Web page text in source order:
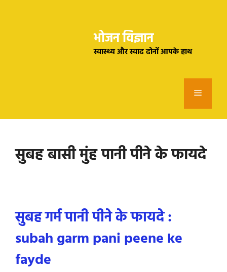
भोजन विज्ञान
स्वास्थ्य और स्वाद दोनों आपके हाथ
Menu
सुबह बासी मुंह पानी पीने के फायदे
सुबह गर्म पानी पीने के फायदे :
subah garm pani peene ke
fayde